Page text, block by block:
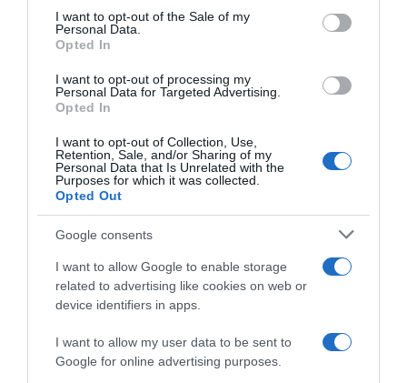
consent section.
I want to opt-out of the Sale of my
Personal Data.
Opted In
I want to opt-out of processing my
Personal Data for Targeted Advertising.
Opted In
I want to opt-out of Collection, Use,
Retention, Sale, and/or Sharing of my
Personal Data that Is Unrelated with the
Purposes for which it was collected.
Opted Out
Google consents
I want to allow Google to enable storage
related to advertising like cookies on web or
device identifiers in apps.
I want to allow my user data to be sent to
Google for online advertising purposes.
ΕΛΛΑΔΑ
Πολύ υψηλός κίνδυνος πυρκαγιάς και
αύριο 11 Αυγούστου – Σε επιφυλακή η
Σε περίπτωση που αντιληφθούν πυρκαγιά, οι πολίτες
παρακαλούνται να ειδοποιήσουν αμέσως την
πυροσβεστική υπηρεσία στον αριθμό κλήσης 199